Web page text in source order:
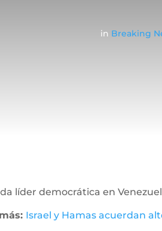
in Breaking
líder democrática en
Israel y Hamas acuerdan